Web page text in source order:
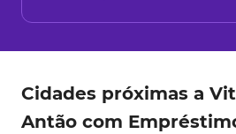
Cidades próximas a
Antão com